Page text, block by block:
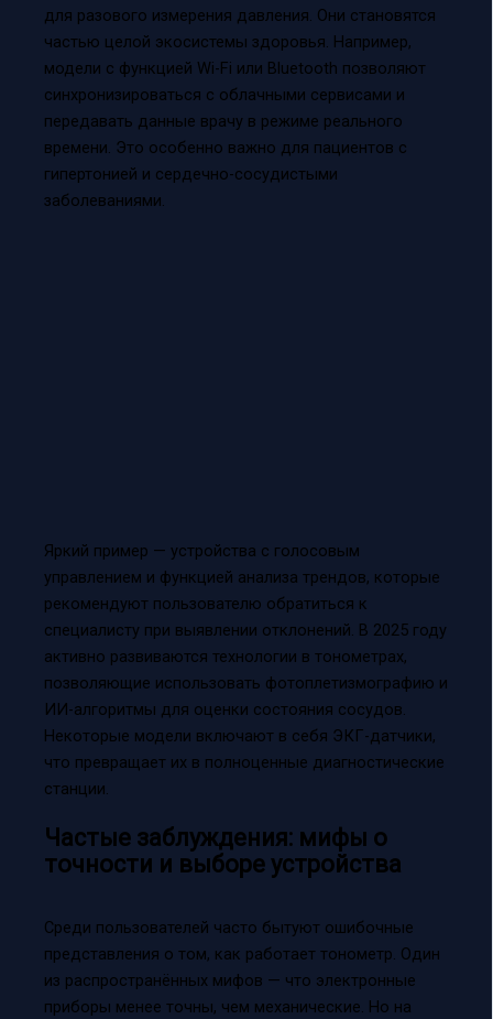
для разового измерения давления. Они становятся
частью целой экосистемы здоровья. Например,
модели с функцией Wi-Fi или Bluetooth позволяют
синхронизироваться с облачными сервисами и
передавать данные врачу в режиме реального
времени. Это особенно важно для пациентов с
гипертонией и сердечно-сосудистыми
заболеваниями.
Яркий пример — устройства с голосовым
управлением и функцией анализа трендов, которые
рекомендуют пользователю обратиться к
специалисту при выявлении отклонений. В 2025 году
активно развиваются технологии в тонометрах,
позволяющие использовать фотоплетизмографию и
ИИ-алгоритмы для оценки состояния сосудов.
Некоторые модели включают в себя ЭКГ-датчики,
что превращает их в полноценные диагностические
станции.
Частые заблуждения: мифы о
точности и выборе устройства
Среди пользователей часто бытуют ошибочные
представления о том, как работает тонометр. Один
из распространённых мифов — что электронные
приборы менее точны, чем механические. Но на